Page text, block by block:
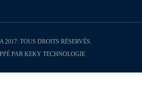
2017: TOUS DROITS RÉSERVÉS.
PAR KEKY TECHNOLOGIE